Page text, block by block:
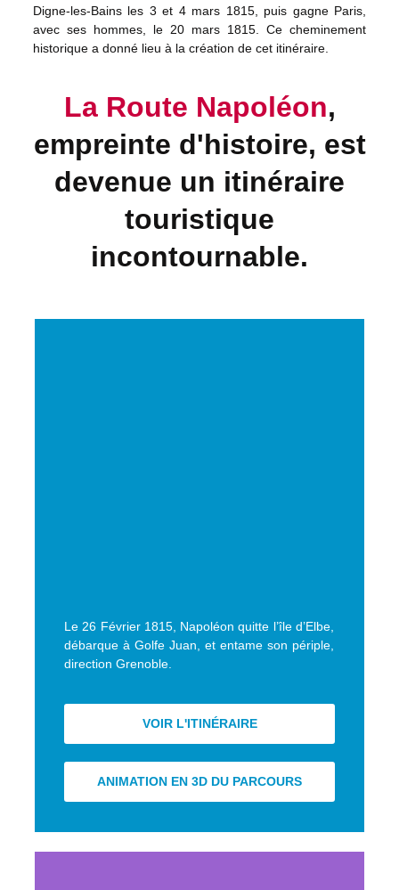
Digne-les-Bains les 3 et 4 mars 1815, puis gagne Paris,
avec ses hommes, le 20 mars 1815. Ce cheminement
historique a donné lieu à la création de cet itinéraire.
La Route Napoléon,
empreinte d'histoire, est
devenue un itinéraire
touristique
incontournable.
Le 26 Février 1815, Napoléon quitte l’île d’Elbe,
débarque à Golfe Juan, et entame son périple,
direction Grenoble.
VOIR L'ITINÉRAIRE
ANIMATION EN 3D DU PARCOURS